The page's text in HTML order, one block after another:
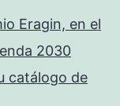
Eragin, en el
2030
catálogo de